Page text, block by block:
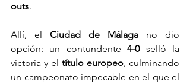
outs.
Allí, el Ciudad de Málaga no dio
opción: un contundente 4-0 selló la
victoria y el título europeo, culminando
un campeonato impecable en el que el